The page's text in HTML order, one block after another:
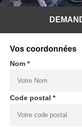
Vos coordonnées
Nom *
Code postal *